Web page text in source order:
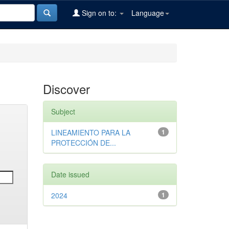
Language
Sign on to:
Discover
Subject
1
LINEAMIENTO PARA LA
PROTECCIÓN DE...
Date issued
1
2024